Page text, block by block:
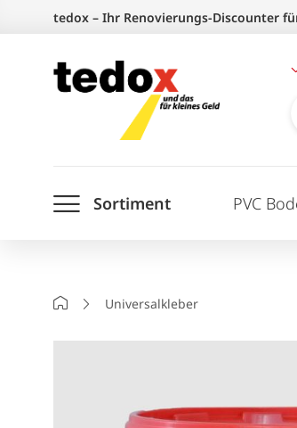
springen
tedox – Ihr Renovierungs-Discounter
Sortiment PVC
StartseiteUniversalkleber